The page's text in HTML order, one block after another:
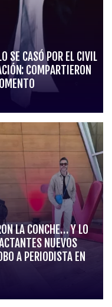
SE CASÓ POR EL CIVIL
COMPARTIERON
LA CONCHE… Y LO
NUEVOS
A PERIODISTA EN